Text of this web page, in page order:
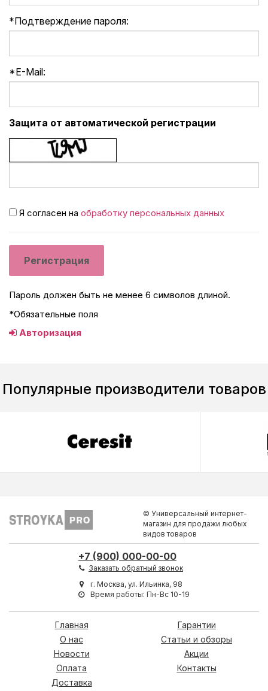
*Подтверждение пароля:
*E-Mail:
Защита от автоматической регистрации
Я согласен на обработку персональных данных
Пароль должен быть не менее 6 символов длиной.
*Обязательные поля
Авторизация
Популярные производители товаров
© Универсальный интернет-
магазин для продажи любых
видов товаров
+7 (900) 000-00-00
Заказать обратный звонок
г. Москва, ул. Ильинка, 98
Время работы: Пн-Вс 10-19
Главная
О нас
Новости
Оплата
Доставка
Гарантии
Статьи и обзоры
Акции
Контакты